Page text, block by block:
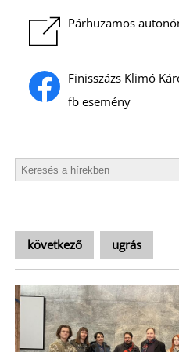
Párhuzamos
Finisszázs Klimó
fb esemény
következő ugrás